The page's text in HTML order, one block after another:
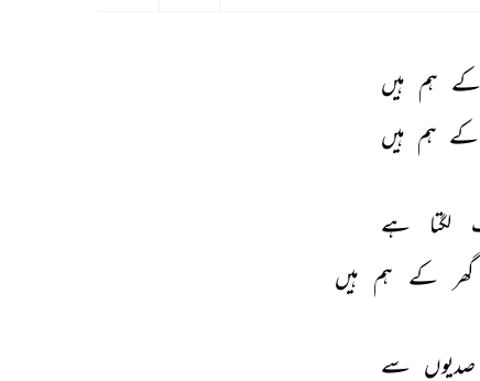
کے ہم ہیں
کے ہم ہیں
لگتا
ہے
گھر کے ہم ہیں
صدیوں سے